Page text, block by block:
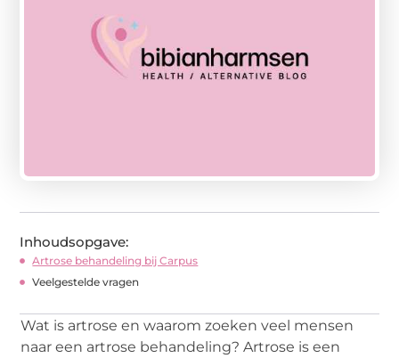
Inhoudsopgave:
Artrose behandeling bij Carpus
Veelgestelde vragen
Wat is artrose en waarom zoeken veel mensen
naar een artrose behandeling? Artrose is een